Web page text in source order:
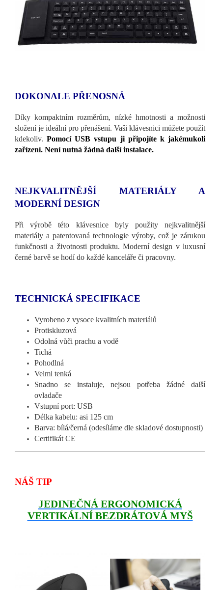
DOKONALE PŘENOSNÁ
Díky kompaktním rozměrům, nízké hmotnosti a možnosti
složení je ideální pro přenášení. Vaši klávesnici můžete použít
kdekoliv.Pomocí USB vstupu ji připojíte k jakémukoli
zařízení. Není nutná žádná další instalace.
NEJKVALITNĚJŠÍ MATERIÁLY A
MODERNÍ DESIGN
Při výrobě této klávesnice byly použity nejkvalitnější
materiály a patentovaná technologie výroby, což je zárukou
funkčnosti a životnosti produktu. Moderní design v luxusní
černé barvě se hodí do každé kanceláře či pracovny.
TECHNICKÁ SPECIFIKACE
Vyrobeno z vysoce kvalitních materiálů
Protiskluzová
Odolná vůči prachu a vodě
Tichá
Pohodlná
Velmi tenká
Snadno se instaluje, nejsou potřeba žádné další
ovladače
Vstupní port: USB
Délka kabelu: asi 125 cm
Barva: bílá/černá (odesíláme dle skladové dostupnosti)
Certifikát CE
NÁŠ TIP
JEDINEČNÁ ERGONOMICKÁ
VERTIKÁLNÍ BEZDRÁTOVÁ MYŠ